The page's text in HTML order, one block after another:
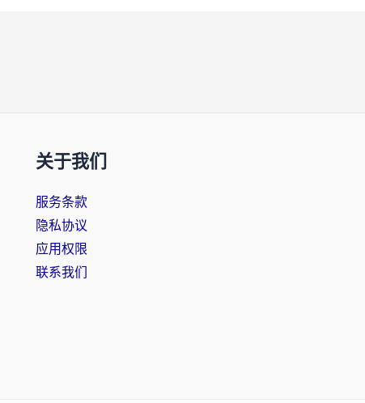
关于我们
服务条款
隐私协议
应用权限
联系我们